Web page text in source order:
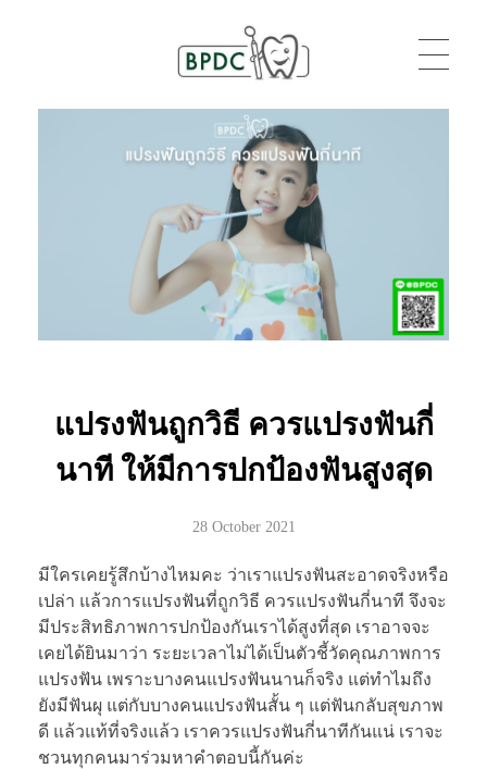
แปรงฟันถูกวิธี ควรแปรงฟันกี่
นาที ให้มีการปกป้องฟันสูงสุด
28 October 2021
มีใครเคยรู้สึกบ้างไหมคะ ว่าเราแปรงฟันสะอาดจริงหรือ
เปล่า แล้วการแปรงฟันที่ถูกวิธี ควรแปรงฟันกี่นาที จึงจะ
มีประสิทธิภาพการปกป้องกันเราได้สูงที่สุด เราอาจจะ
เคยได้ยินมาว่า ระยะเวลาไม่ได้เป็นตัวชี้วัดคุณภาพการ
แปรงฟัน เพราะบางคนแปรงฟันนานก็จริง แต่ทำไมถึง
ยังมีฟันผุ แต่กับบางคนแปรงฟันสั้น ๆ แต่ฟันกลับสุขภาพ
ดี แล้วแท้ที่จริงแล้ว เราควรแปรงฟันกี่นาทีกันแน่ เราจะ
ชวนทุกคนมาร่วมหาคำตอบนี้กันค่ะ